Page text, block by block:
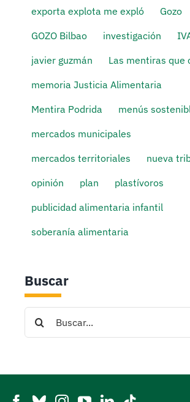
exporta explota me expló
Gozo
GOZO Bilbao
investigación
javier guzmán
Las mentiras que
memoria Justicia Alimentaria
Mentira Podrida
menús
mercados municipales
mercados territoriales
nueva
opinión
plan
plastívoros
publicidad alimentaria infantil
soberanía alimentaria
Buscar
Search
for: